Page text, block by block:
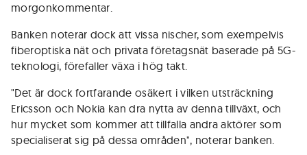
morgonkommentar.
Banken noterar dock att vissa nischer, som exempelvis
fiberoptiska nät och privata företagsnät baserade på 5G-
teknologi, förefaller växa i hög takt.
"Det är dock fortfarande osäkert i vilken utsträckning
Ericsson och Nokia kan dra nytta av denna tillväxt, och
hur mycket som kommer att tillfalla andra aktörer som
specialiserat sig på dessa områden", noterar banken.